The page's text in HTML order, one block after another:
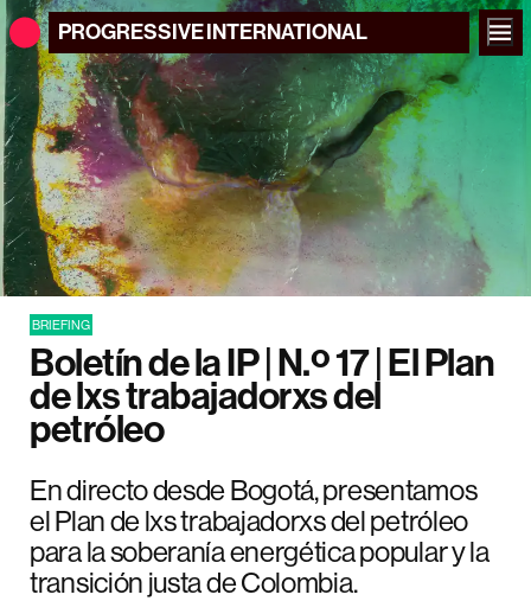
PROGRESSIVEINTERNATIONAL
BRIEFING
Boletín de la IP | N.º 17 | El Plan
de lxs trabajadorxs del
petróleo
En directo desde Bogotá, presentamos
el Plan de lxs trabajadorxs del petróleo
para la soberanía energética popular y la
transición justa de Colombia.